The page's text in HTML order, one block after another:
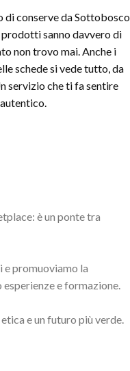
di conserve da Sottobosco
sanno davvero di
non trovo mai. Anche i
schede si vede tutto, da
servizio che ti fa sentire
è un ponte tra
promuoviamo la
e formazione.
e un futuro più verde.